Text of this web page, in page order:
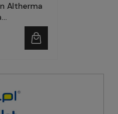
Altherma